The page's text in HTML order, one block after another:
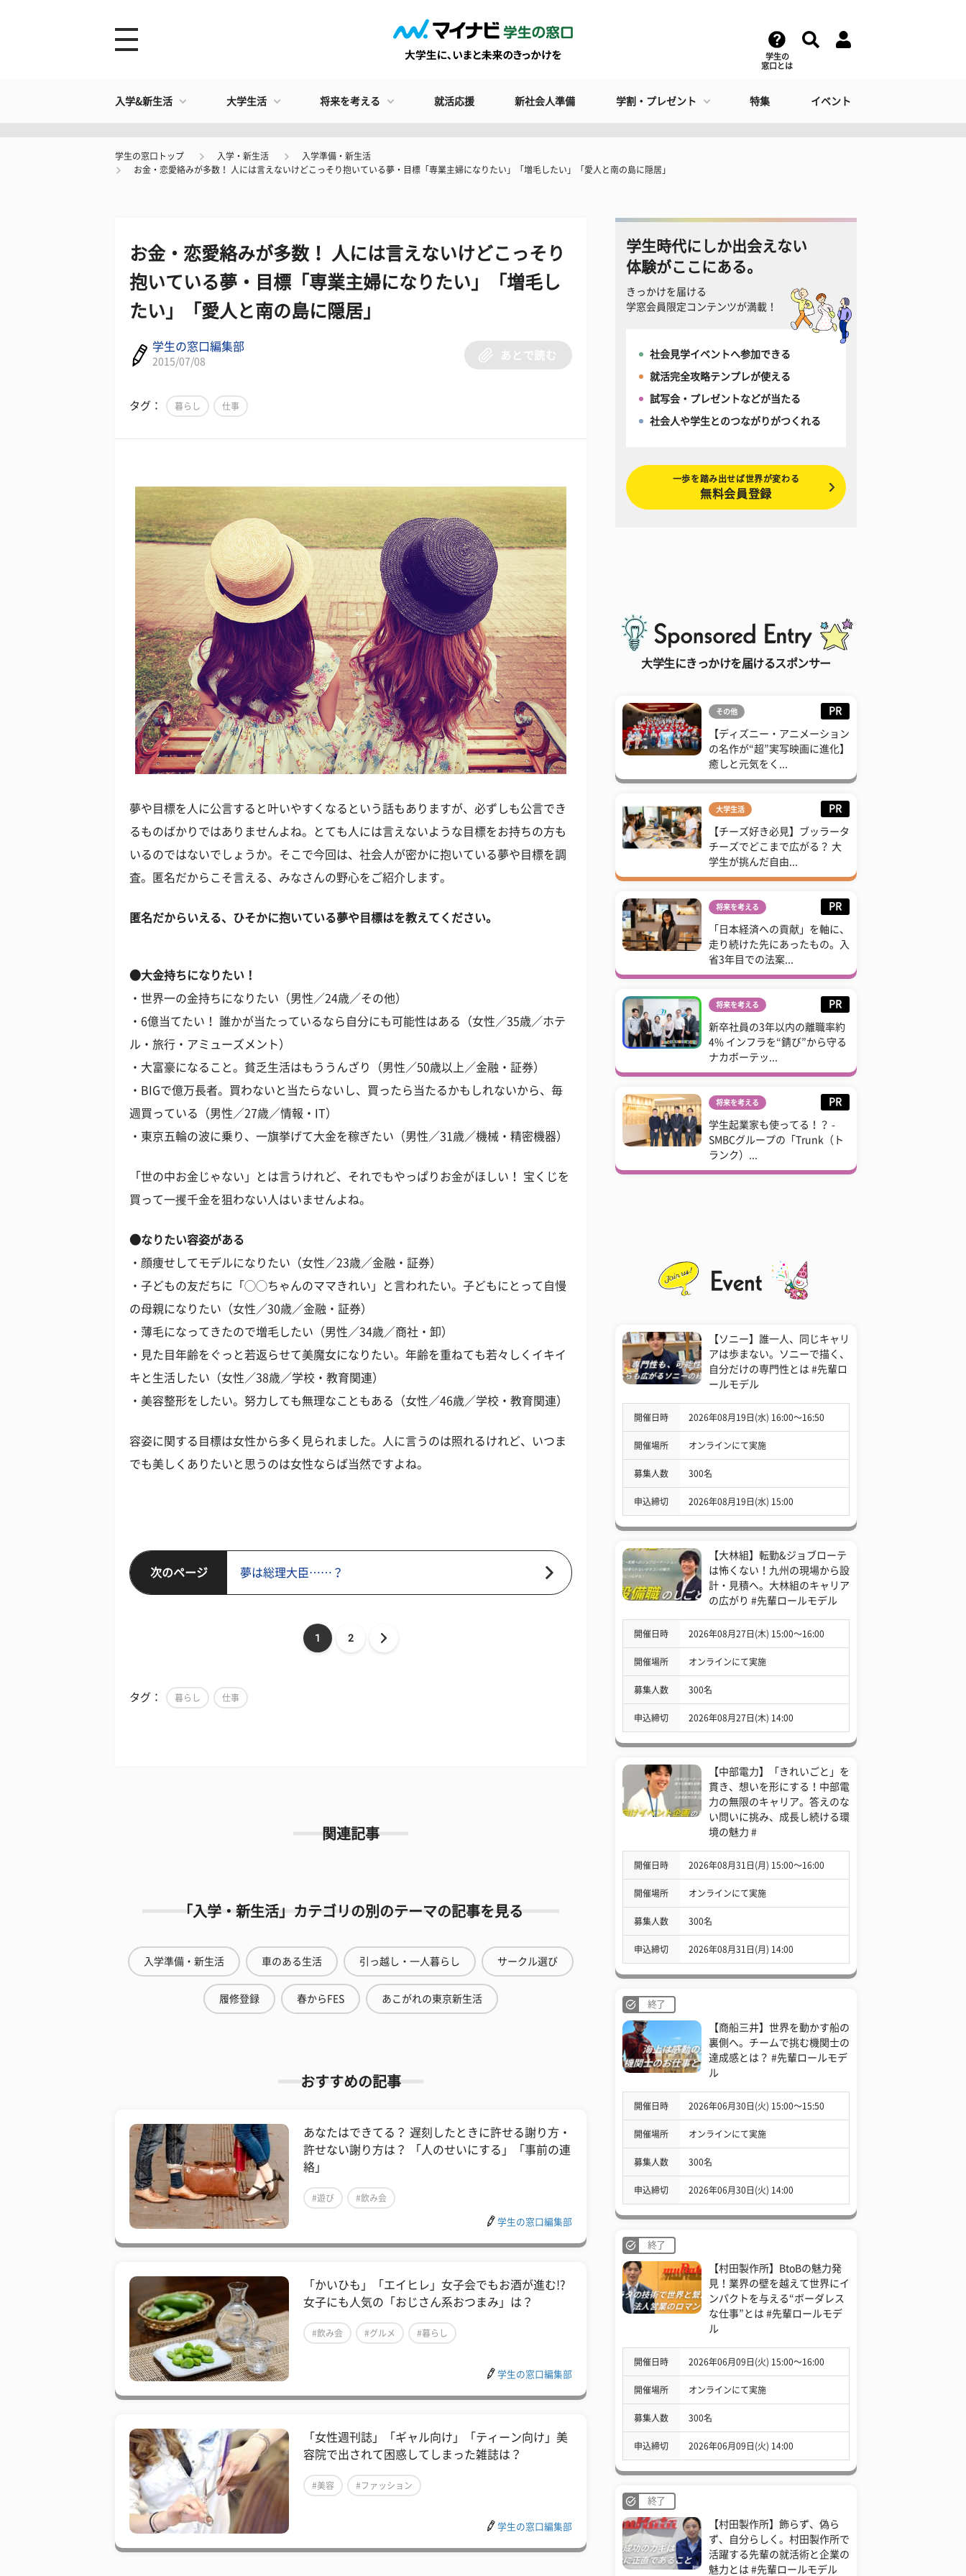
学生の
窓口とは
入学&新生活 大学生活 将来を考える 就活応援 新社会人準備 学割・プレゼント 特集 イベント
学生の窓口トップ 入学・新生活
入学準備・新生活
​お金・恋愛絡みが多数！ 人には言えないけどこっそり抱いている夢・目標「専業主婦になりたい」「増毛したい」「愛人と南の島に隠居」
​お金・恋愛絡みが多数！ 人には言えないけどこっそり
抱いている夢・目標「専業主婦になりたい」「増毛し
たい」「愛人と南の島に隠居」
学生の窓口編集部
2015/07/08
あとで読む
タグ： 暮らし 仕事
夢や目標を人に公言すると叶いやすくなるという話もありますが、必ずしも公言でき
るものばかりではありませんよね。とても人には言えないような目標をお持ちの方も
いるのではないでしょうか。そこで今回は、社会人が密かに抱いている夢や目標を調
査。匿名だからこそ言える、みなさんの野心をご紹介します。
匿名だからいえる、ひそかに抱いている夢や目標はを教えてください。
●大金持ちになりたい！
・世界一の金持ちになりたい（男性／24歳／その他）
・6億当てたい！ 誰かが当たっているなら自分にも可能性はある（女性／35歳／ホテ
ル・旅行・アミューズメント）
・大富豪になること。貧乏生活はもううんざり（男性／50歳以上／金融・証券）
・BIGで億万長者。買わないと当たらないし、買ったら当たるかもしれないから、毎
週買っている（男性／27歳／情報・IT）
・東京五輪の波に乗り、一旗挙げて大金を稼ぎたい（男性／31歳／機械・精密機器）
「世の中お金じゃない」とは言うけれど、それでもやっぱりお金がほしい！ 宝くじを
買って一攫千金を狙わない人はいませんよね。
●なりたい容姿がある
・顔痩せしてモデルになりたい（女性／23歳／金融・証券）
・子どもの友だちに「◯◯ちゃんのママきれい」と言われたい。子どもにとって自慢
の母親になりたい（女性／30歳／金融・証券）
・薄毛になってきたので増毛したい（男性／34歳／商社・卸）
・見た目年齢をぐっと若返らせて美魔女になりたい。年齢を重ねても若々しくイキイ
キと生活したい（女性／38歳／学校・教育関連）
・美容整形をしたい。努力しても無理なこともある（女性／46歳／学校・教育関連）
容姿に関する目標は女性から多く見られました。人に言うのは照れるけれど、いつま
でも美しくありたいと思うのは女性ならば当然ですよね。
次のページ 夢は総理大臣……？
1 2
タグ： 暮らし 仕事
関連記事
「入学・新生活」カテゴリの別のテーマの記事を見る
入学準備・新生活 車のある生活 引っ越し・一人暮らし サークル選び
履修登録 春からFES あこがれの東京新生活
おすすめの記事
あなたはできてる？ 遅刻したときに許せる謝り方・
許せない謝り方は？ 「人のせいにする」「事前の連
絡」
#遊び #飲み会
学生の窓口編集部
​「かいひも」「エイヒレ」女子会でもお酒が進む!?
女子にも人気の「おじさん系おつまみ」は？
#飲み会 #グルメ #暮らし
学生の窓口編集部
​「女性週刊誌」「ギャル向け」「ティーン向け」美
容院で出されて困惑してしまった雑誌は？
#美容 #ファッション
学生の窓口編集部
学生時代にしか出会えない
体験がここにある。
きっかけを届ける
学窓会員限定コンテンツが満載！
社会見学イベントへ参加できる
就活完全攻略テンプレが使える
試写会・プレゼントなどが当たる
社会人や学生とのつながりがつくれる
一歩を踏み出せば世界が変わる
無料会員登録
大学生にきっかけを届けるスポンサー
その他 PR
【ディズニー・アニメーション
の名作が“超”実写映画に進化】
癒しと元気をく...
大学生活 PR
【チーズ好き必見】ブッラータ
チーズでどこまで広がる？ 大
学生が挑んだ自由...
将来を考える PR
「日本経済への貢献」を軸に、
走り続けた先にあったもの。入
省3年目での法案...
将来を考える PR
新卒社員の3年以内の離職率約
4% インフラを“錆び”から守る
ナカボーテッ...
将来を考える PR
学生起業家も使ってる！？ -
SMBCグループの「Trunk（ト
ランク）...
【ソニー】誰一人、同じキャリ
アは歩まない。ソニーで描く、
自分だけの専門性とは #先輩ロ
ールモデル
開催日時 2026年08月19日(水) 16:00〜16:50
開催場所 オンラインにて実施
募集人数 300名
申込締切 2026年08月19日(水) 15:00
【大林組】転勤&ジョブローテ
は怖くない！九州の現場から設
計・見積へ。大林組のキャリア
の広がり #先輩ロールモデル
開催日時 2026年08月27日(木) 15:00〜16:00
開催場所 オンラインにて実施
募集人数 300名
申込締切 2026年08月27日(木) 14:00
【中部電力】「きれいごと」を
貫き、想いを形にする！中部電
力の無限のキャリア。答えのな
い問いに挑み、成長し続ける環
境の魅力 #
開催日時 2026年08月31日(月) 15:00〜16:00
開催場所 オンラインにて実施
募集人数 300名
申込締切 2026年08月31日(月) 14:00
終了
【商船三井】世界を動かす船の
裏側へ。チームで挑む機関士の
達成感とは？ #先輩ロールモデ
ル
開催日時 2026年06月30日(火) 15:00〜15:50
開催場所 オンラインにて実施
募集人数 300名
申込締切 2026年06月30日(火) 14:00
終了
【村田製作所】BtoBの魅力発
見！業界の壁を越えて世界にイ
ンパクトを与える“ボーダレス
な仕事”とは #先輩ロールモデ
ル
開催日時 2026年06月09日(火) 15:00〜16:00
開催場所 オンラインにて実施
募集人数 300名
申込締切 2026年06月09日(火) 14:00
終了
【村田製作所】飾らず、偽ら
ず、自分らしく。村田製作所で
活躍する先輩の就活術と企業の
魅力とは #先輩ロールモデル